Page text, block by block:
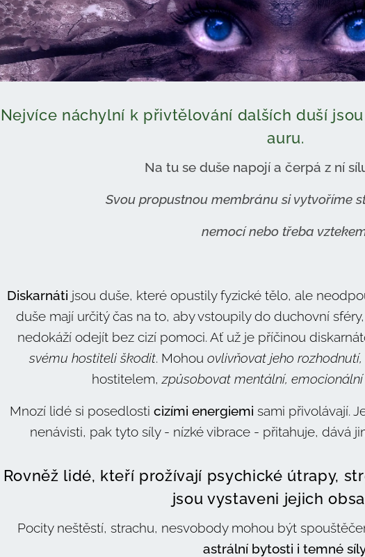
Nejvíce náchylní k přivtělování dalších duší
auru.
Na tu se duše napojí a čerpá z ní
Svou propustnou membránu si vytvoříme
nemocí nebo třeba
Diskarnáti jsou duše, které opustily fyzické tělo, ale
duše mají určitý čas na to, aby vstoupily do duchovní
nedokáží odejít bez cizí pomoci. Ať už je příčinou
svému hostiteli škodit. Mohou ovlivňovat jeho rozhodnutí,
hostitelem, způsobovat mentální,
Mnozí lidé si posedlosti cizími energiemi sami přivolávají.
nenávisti, pak tyto síly - nízké vibrace - přitahuje, dává
Rovněž lidé, kteří prožívají psychické útrapy,
jsou vystaveni jejich
Pocity neštěstí, strachu, nesvobody mohou být
astrální bytosti i temné